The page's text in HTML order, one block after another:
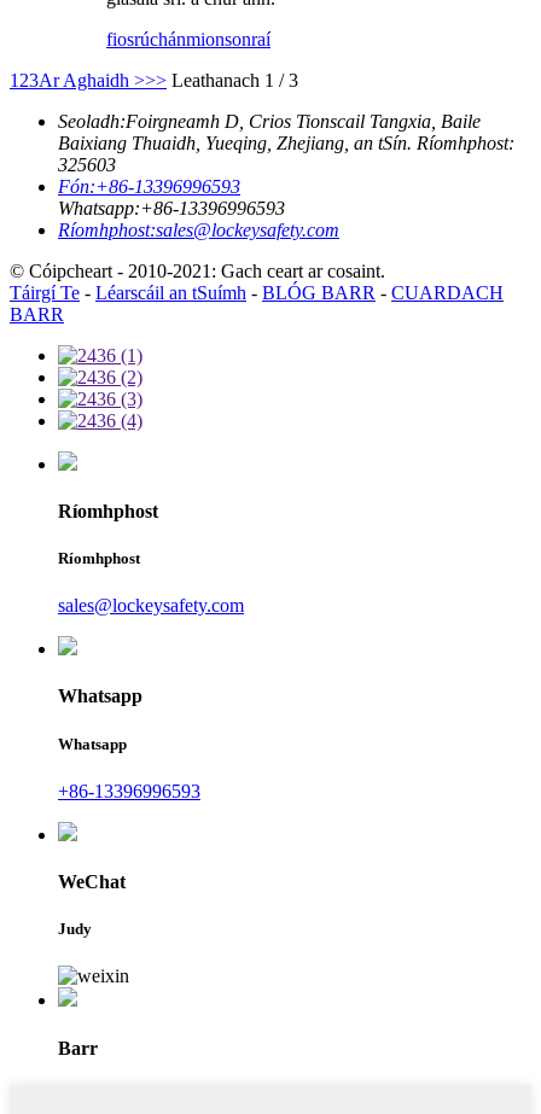
fiosrúchánmionsonraí
1 23Ar Aghaidh >>> Leathanach 1 / 3
Seoladh:Foirgneamh D, Crios Tionscail Tangxia, Baile
Baixiang Thuaidh, Yueqing, Zhejiang, an tSín. Ríomhphost:
325603
Fón:+86-13396996593
Whatsapp:+86-13396996593
Ríomhphost:sales@lockeysafety.com
© Cóipcheart - 2010-2021: Gach ceart ar cosaint.
Táirgí Te - Léarscáil an tSuímh - BLÓG BARR - CUARDACH
BARR
Ríomhphost
Ríomhphost
sales@lockeysafety.com
Whatsapp
Whatsapp
+86-13396996593
WeChat
Judy
Barr